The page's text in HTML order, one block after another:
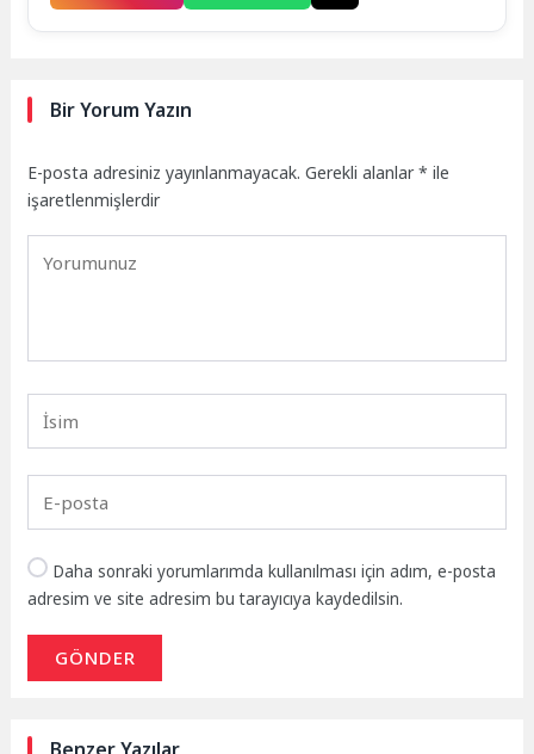
Bir Yorum Yazın
E-posta adresiniz yayınlanmayacak. Gerekli alanlar* ile
işaretlenmişlerdir
Daha sonraki yorumlarımda kullanılması için adım, e-posta
adresim ve site adresim bu tarayıcıya kaydedilsin.
GÖNDER